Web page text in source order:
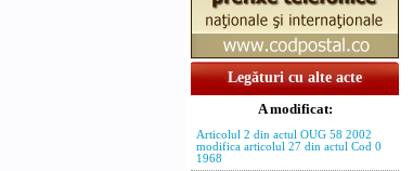
Legături cu alte acte
A modificat:
Articolul 2 din actul OUG 58 2002
modifica articolul 27 din actul Cod 0
1968